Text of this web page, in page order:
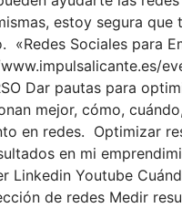
estoy segura que
Sociales para
Dar pautas para
mejor, cómo,
en redes. Optimizar
en mi
Linkedin Youtube
de redes Medir